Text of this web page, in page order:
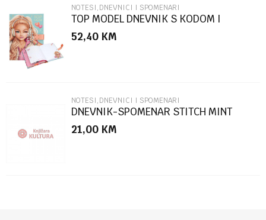
POŠALJI
NOTESI,DNEVNICI I SPOMENARI
TOP MODEL DNEVNIK S KODOM I
ZVUKOM
52,40 KM
NOTESI,DNEVNICI I SPOMENARI
DNEVNIK-SPOMENAR STITCH MINT
ALOHA A5 96SHEETS 83329
21,00 KM